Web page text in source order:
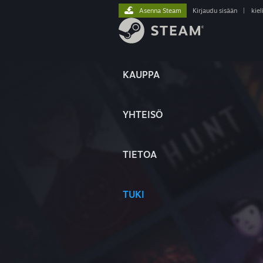
KAUPPA
YHTEISÖ
TIETOA
TUKI
Asenna Steam Kirjaudu sisään kieli